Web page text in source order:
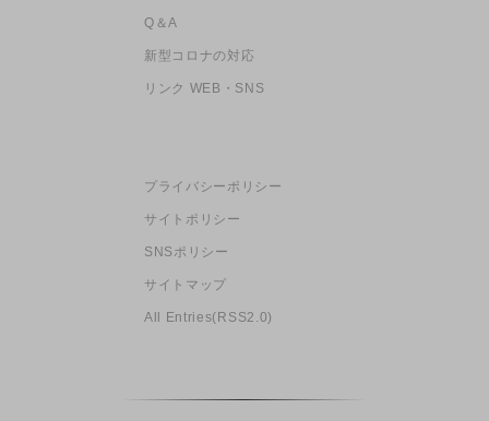
Q＆A
新型コロナの対応
リンク WEB・SNS
プライバシーポリシー
サイトポリシー
SNSポリシー
サイトマップ
All Entries(RSS2.0)